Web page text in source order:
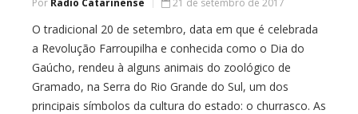
Por Radio Catarinense 21 de setembro de 2017
O tradicional 20 de setembro, data em que é celebrada
a Revolução Farroupilha e conhecida como o Dia do
Gaúcho, rendeu à alguns animais do zoológico de
Gramado, na Serra do Rio Grande do Sul, um dos
principais símbolos da cultura do estado: o churrasco. As